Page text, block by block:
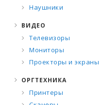
Наушники
ВИДЕО
Телевизоры
Мониторы
Проекторы и экраны
ОРГТЕХНИКА
Принтеры